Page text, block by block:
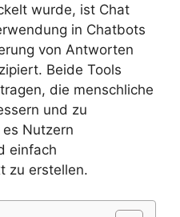
wurde, ist Chat
in Chatbots
von Antworten
Beide Tools
die menschliche
und zu
Nutzern
einfach
zu erstellen.